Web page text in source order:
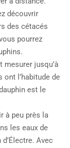
découvrir
des cétacés
pourrez
mesurer jusqu’à
ont l’habitude de
est le
à peu près la
les eaux de
Avec